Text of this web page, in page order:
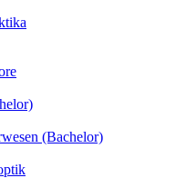
(Bachelor)